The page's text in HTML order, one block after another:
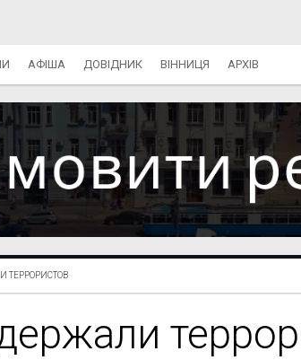
АФІША ДОВІДНИК ВІННИЦЯ АРХІВ
ТЕРРОРИСТОВ